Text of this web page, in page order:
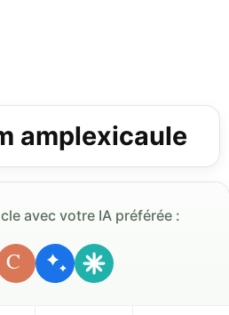
amplexicaule
avec votre IA préférée :
C